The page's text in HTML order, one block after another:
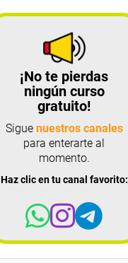
¡No te pierdas
ningún curso
gratuito!
Sigue nuestros canales
para enterarte al
momento.
Haz clic en tu canal favorito: